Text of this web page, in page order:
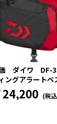
ダイワ DF-
ングアラート
24,200 (税